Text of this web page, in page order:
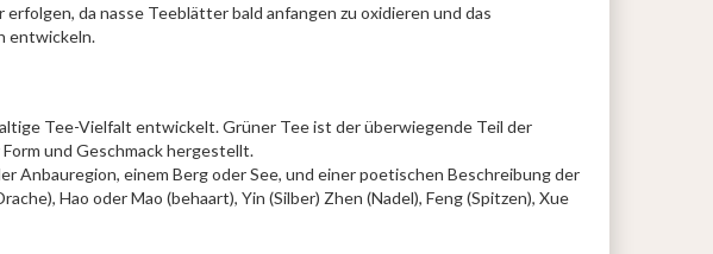
da nasse Teeblätter bald anfangen zu oxidieren und das
entwickeln.
Tee-Vielfalt entwickelt. Grüner Tee ist der überwiegende Teil der
und Geschmack hergestellt.
Anbauregion, einem Berg oder See, und einer poetischen Beschreibung der
Hao oder Mao (behaart), Yin (Silber) Zhen (Nadel), Feng (Spitzen), Xue